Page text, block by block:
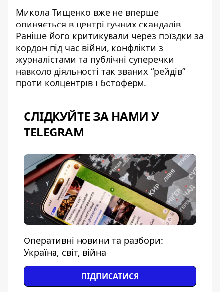
Микола Тищенко вже не вперше
опиняється в центрі гучних скандалів.
Раніше його критикували через поїздки за
кордон під час війни, конфлікти з
журналістами та публічні суперечки
навколо діяльності так званих “рейдів”
проти колцентрів і ботоферм.
СЛІДКУЙТЕ ЗА НАМИ У
TELEGRAM
Оперативні новини та разбори:
Україна, світ, війна
ПІДПИСАТИСЯ